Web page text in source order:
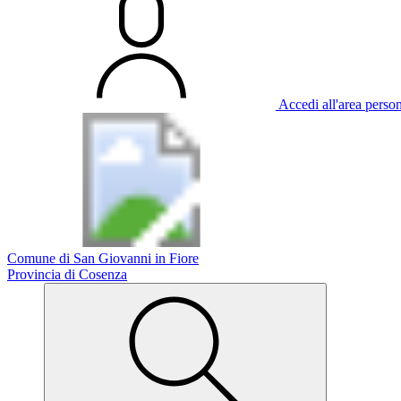
Accedi all'area
Comune di San Giovanni in Fiore
Provincia di Cosenza